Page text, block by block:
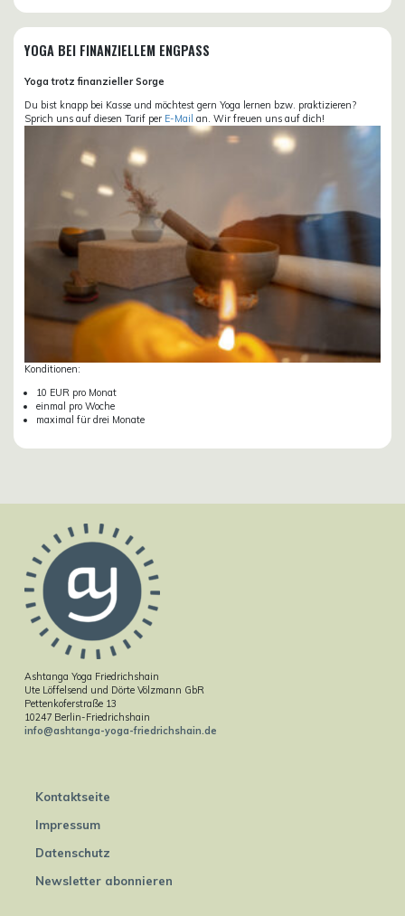
YOGA BEI FINANZIELLEM ENGPASS
Yoga trotz finanzieller Sorge
Du bist knapp bei Kasse und möchtest gern Yoga lernen bzw. praktizieren?
Sprich uns auf diesen Tarif per E-Mail an. Wir freuen uns auf dich!
Konditionen:
10 EUR pro Monat
einmal pro Woche
maximal für drei Monate
Ashtanga Yoga Friedrichshain
Ute Löffelsend und Dörte Völzmann GbR
Pettenkoferstraße 13
10247 Berlin-Friedrichshain
info@ashtanga-yoga-friedrichshain.de
Kontaktseite
Impressum
Datenschutz
Newsletter abonnieren